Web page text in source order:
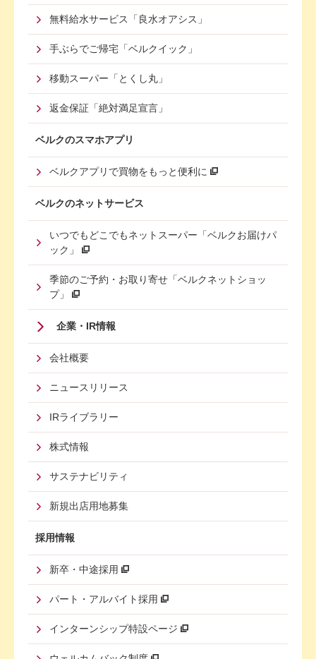
無料給水サービス「良水オアシス」
手ぶらでご帰宅「ベルクイック」
移動スーパー「とくし丸」
返金保証「絶対満足宣言」
ベルクのスマホアプリ
ベルクアプリで買物をもっと便利に
ベルクのネットサービス
いつでもどこでもネットスーパー「ベルクお届けパ
ック」
季節のご予約・お取り寄せ「ベルクネットショッ
プ」
Footer
Menu
Third
企業・IR情報
会社概要
ニュースリリース
IRライブラリー
株式情報
サステナビリティ
新規出店用地募集
採用情報
新卒・中途採用
パート・アルバイト採用
インターンシップ特設ページ